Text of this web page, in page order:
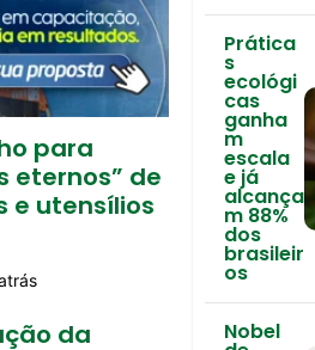
para
eternos” de
e utensílios
da
Prática
s
ecológi
cas
ganha
m
escala
e já
alcança
m 88%
dos
brasileir
os
Nobel